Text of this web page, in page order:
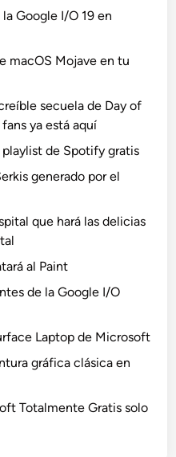
Google I/O 19 en
macOS Mojave en tu
secuela de Day of
ya está aquí
de Spotify gratis
generado por el
que hará las delicias
al Paint
de la Google I/O
Laptop de Microsoft
gráfica clásica en
Totalmente Gratis solo